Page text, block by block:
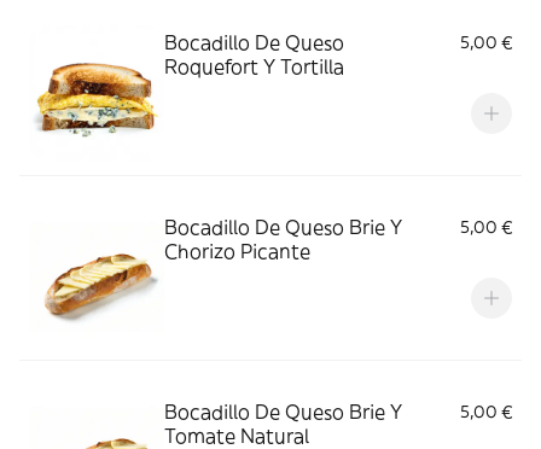
Bocadillo De Queso
Roquefort Y Tortilla
5,00 €
Bocadillo De Queso Brie Y
Chorizo Picante
5,00 €
Bocadillo De Queso Brie Y
Tomate Natural
5,00 €